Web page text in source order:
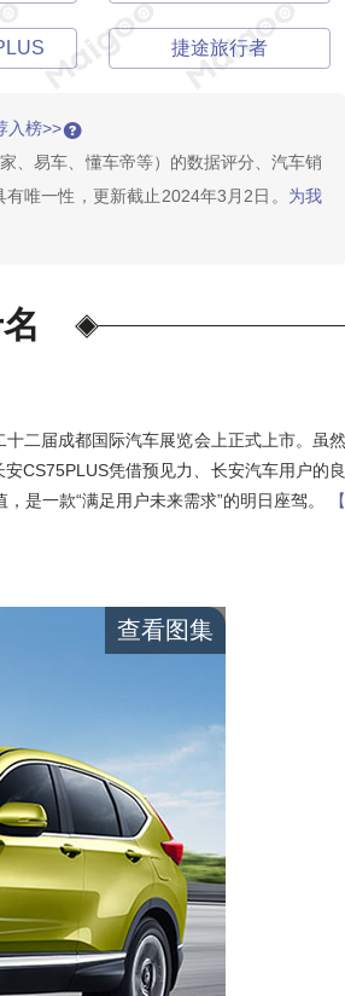
捷途旅行者
入榜>>
、易车、懂车帝等）的数据评分、汽车销
唯一性，更新截止2024年3月2日。 为我
二届成都国际汽车展览会上正式上市。虽然
CS75PLUS凭借预见力、长安汽车用户的良
是一款“满足用户未来需求”的明日座驾。
【
查看图集